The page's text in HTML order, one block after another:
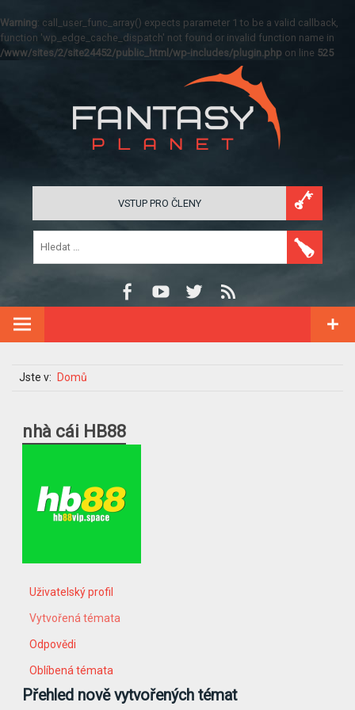
Warning: call_user_func_array() expects parameter 1 to be a valid callback,
function 'wp_edge_cache_dispatch' not found or invalid function name in
/www/sites/2/site24452/public_html/wp-includes/plugin.php on line 525
VSTUP PRO ČLENY
Jste v: Domů
nhà cái HB88
Uživatelský profil
Vytvořená témata
Odpovědi
Oblíbená témata
Přehled nově vytvořených témat